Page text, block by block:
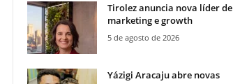
Tirolez anuncia nova líder de
marketing e growth
5 de agosto de 2026
Yázigi Aracaju abre novas